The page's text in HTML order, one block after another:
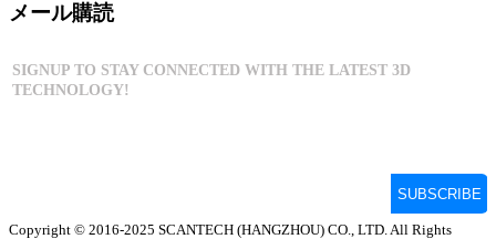
メール購読
Copyright © 2016-2025 SCANTECH (HANGZHOU) CO., LTD. All Rights